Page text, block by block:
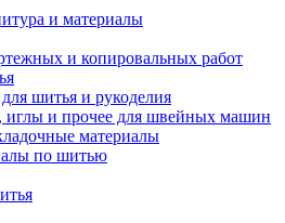
и материалы
и копировальных работ
шитья и рукоделия
иглы и прочее для швейных машин
материалы
по шитью